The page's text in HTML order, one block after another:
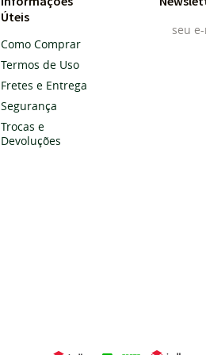
Úteis
Como Comprar
Termos de Uso
Fretes e Entrega
Segurança
Trocas e
Devoluções